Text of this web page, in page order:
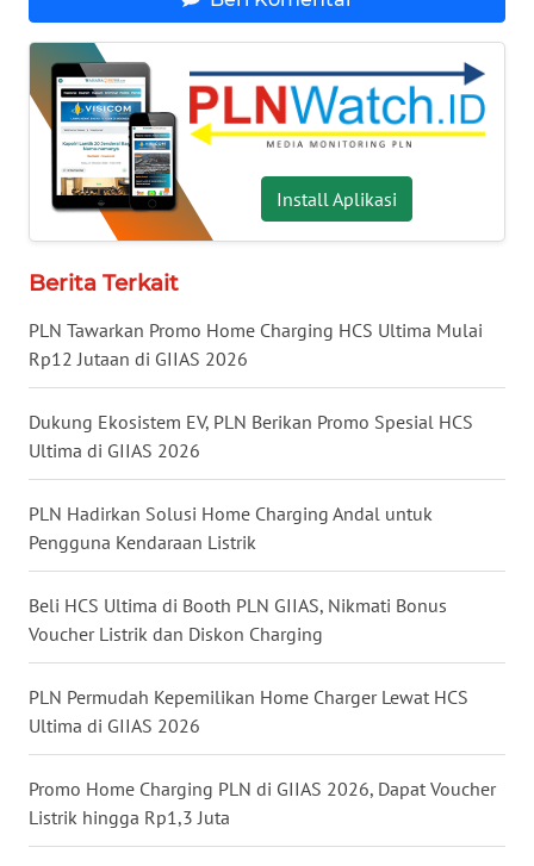
Install Aplikasi
Berita Terkait
PLN Tawarkan Promo Home Charging HCS Ultima Mulai
Rp12 Jutaan di GIIAS 2026
Dukung Ekosistem EV, PLN Berikan Promo Spesial HCS
Ultima di GIIAS 2026
PLN Hadirkan Solusi Home Charging Andal untuk
Pengguna Kendaraan Listrik
Beli HCS Ultima di Booth PLN GIIAS, Nikmati Bonus
Voucher Listrik dan Diskon Charging
PLN Permudah Kepemilikan Home Charger Lewat HCS
Ultima di GIIAS 2026
Promo Home Charging PLN di GIIAS 2026, Dapat Voucher
Listrik hingga Rp1,3 Juta
WN
NUSANTARA
WN
JOGJA
WN
JATIM
WN
WN
KALBAR
WN
KALTENG
WN
KALTARA
WN
KALSEL
WN
WN